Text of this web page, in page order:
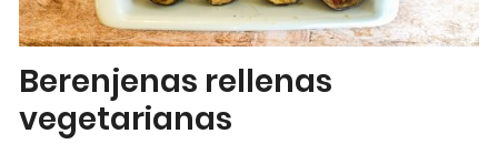
Berenjenas rellenas
vegetarianas